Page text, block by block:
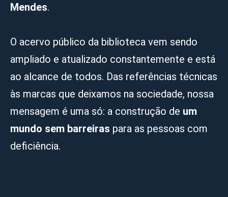
Mendes.
O acervo público da biblioteca vem sendo
ampliado e atualizado constantemente e está
ao alcance de todos. Das referências técnicas
às marcas que deixamos na sociedade, nossa
mensagem é uma só: a construção de um
mundo sem barreiras para as pessoas com
deficiência.